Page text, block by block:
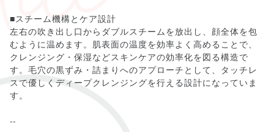
■スチーム機構とケア設計
左右の吹き出し口からダブルスチームを放出し、顔全体を包
むように温めます。肌表面の温度を効率よく高めることで、
クレンジング・保湿などスキンケアの効率化を図る構造で
す。毛穴の黒ずみ・詰まりへのアプローチとして、タッチレ
スで優しくディープクレンジングを行える設計になっていま
す。
--